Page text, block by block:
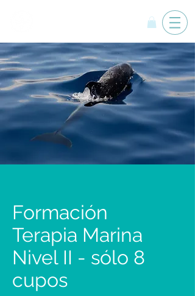
Formación
Terapia Marina
Nivel II - sólo 8
cupos